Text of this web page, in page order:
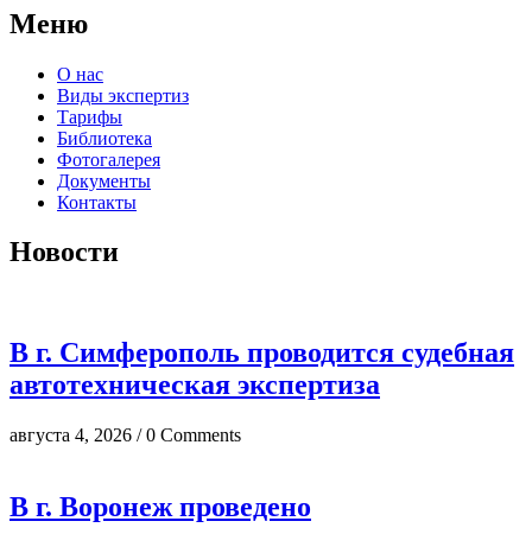
Меню
О нас
Виды экспертиз
Тарифы
Библиотека
Фотогалерея
Документы
Контакты
Новости
В г. Симферополь проводится судебная
автотехническая экспертиза
августа 4, 2026 / 0 Comments
В г. Воронеж проведено